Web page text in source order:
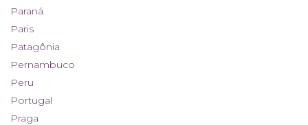
Paraná
Paris
Patagônia
Pernambuco
Peru
Portugal
Praga